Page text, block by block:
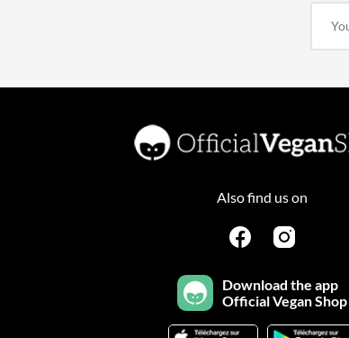
Also find us on
Download the app
Official Vegan Shop